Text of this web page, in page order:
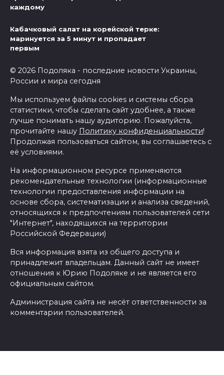
каждому
Кабачковый салат на корейской терке:
маринуется за 5 минут и пропадает
первым
© 2026 Подоляка - последние новости Украины,
России и мира сегодня
Мы используем файлы cookies и системы сбора
статистики, чтобы сделать сайт удобнее, а также
лучше понимать нашу аудиторию. Пожалуйста,
прочитайте нашу Политику конфиденциальности!
Продолжая пользоваться сайтом, вы соглашаетесь с
её условиями.
На информационном ресурсе применяются
рекомендательные технологии (информационные
технологии предоставления информации на
основе сбора, систематизации и анализа сведений,
относящихся к предпочтениям пользователей сети
"Интернет", находящихся на территории
Российской Федерации)
Вся информация взята из общего доступа и
принадлежит владельцам. Данный сайт не имеет
отношения к Юрию Подоляке и не является его
официальным сайтом.
Администрация сайта не несёт ответственности за
комментарии пользователей.